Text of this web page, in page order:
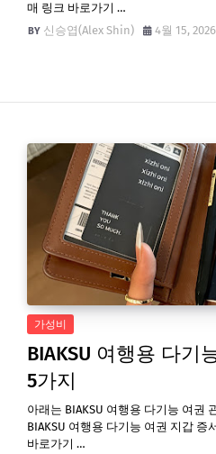
매 링크 바로가기 …
신승엽(Alex Shin)
4월 15, 2026
가성비
BIAKSU 여행용 다기
5가지
아래는 BIAKSU 여행용 다기능 여권
BIAKSU 여행용 다기능 여권 지갑
바로가기 …